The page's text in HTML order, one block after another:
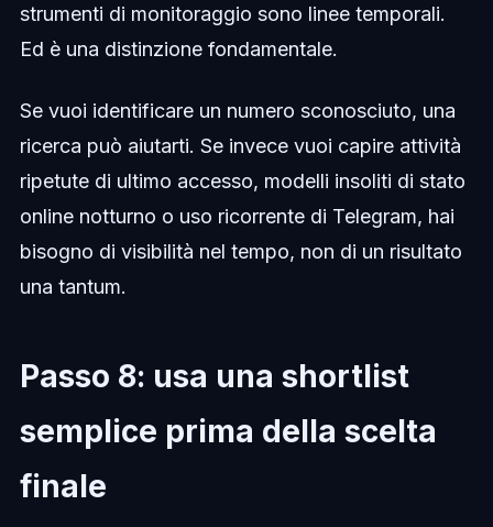
strumenti di monitoraggio sono linee temporali.
Ed è una distinzione fondamentale.
Se vuoi identificare un numero sconosciuto, una
ricerca può aiutarti. Se invece vuoi capire attività
ripetute di ultimo accesso, modelli insoliti di stato
online notturno o uso ricorrente di Telegram, hai
bisogno di visibilità nel tempo, non di un risultato
una tantum.
Passo 8: usa una shortlist
semplice prima della scelta
finale